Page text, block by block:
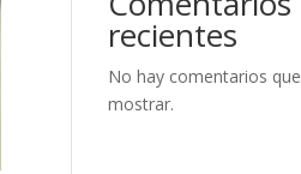
recientes
No hay comentarios que
mostrar.